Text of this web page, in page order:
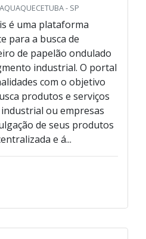
- SP
é uma plataforma
para a busca de
de papelão ondulado
industrial. O portal
com o objetivo
produtos e serviços
ou empresas
de seus produtos
e á...